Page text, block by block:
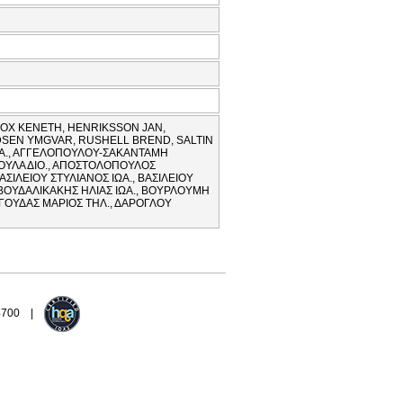
KENETH, HENRIKSSON JAN,
YMGVAR, RUSHELL BREND, SALTIN
ΑΓΓΕΛΟΠΟΥΛΟΥ-ΣΑΚΑΝΤΑΜΗ
ΔΙΟ., ΑΠΟΣΤΟΛΟΠΟΥΛΟΣ
ΣΤΥΛΙΑΝΟΣ ΙΩΑ., ΒΑΣΙΛΕΙΟΥ
ΗΛΙΑΣ ΙΩΑ., ΒΟΥΡΛΟΥΜΗ
ΜΑΡΙΟΣ ΤΗΛ., ΔΑΡΟΓΛΟΥ
|